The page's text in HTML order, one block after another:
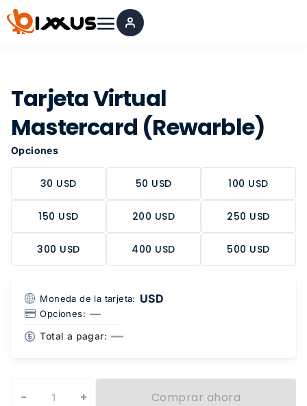
al
Tarjeta Virtual
Mastercard (Rewarble)
Opciones
30 USD 50 USD 100 USD
150 USD 200 USD 250 USD
300 USD 400 USD 500 USD
Moneda de la tarjeta: USD
Opciones: —
Total a pagar: —
− + Comprar ahora